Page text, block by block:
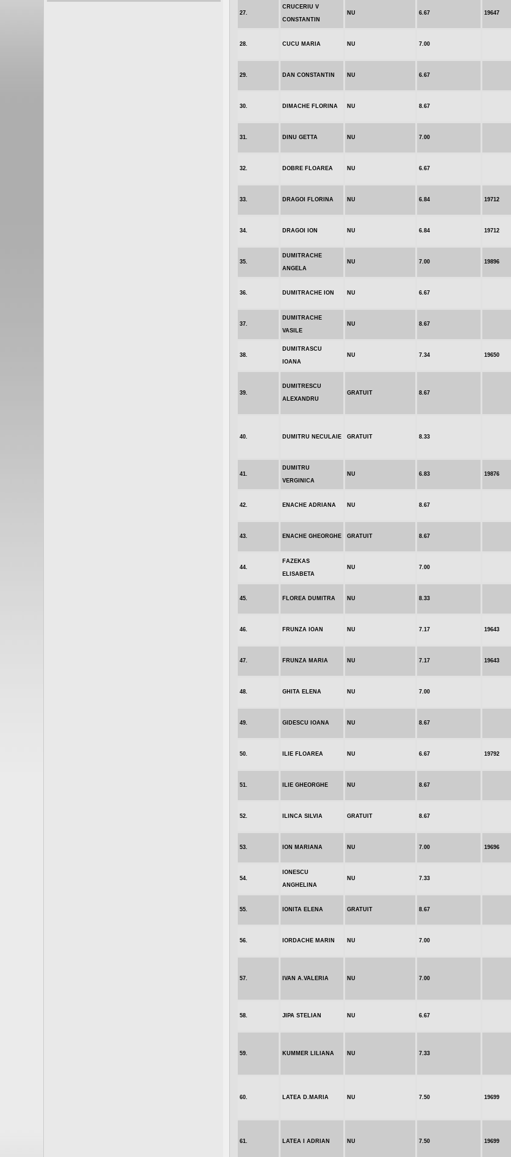
27.
CRUCERIU V
CONSTANTIN
NU 6.67 19647
28. CUCU MARIA NU 7.00
29. DAN CONSTANTIN NU 6.67
30. DIMACHE FLORINA NU 8.67
31. DINU GETTA NU 7.00
32. DOBRE FLOAREA NU 6.67
33. DRAGOI FLORINA NU 6.84 19712
34. DRAGOI ION NU 6.84 19712
35.
DUMITRACHE
ANGELA
NU 7.00 19896
36. DUMITRACHE ION NU 6.67
37.
DUMITRACHE
VASILE
NU 8.67
38.
DUMITRASCU
IOANA
NU 7.34 19650
39.
DUMITRESCU
ALEXANDRU
GRATUIT 8.67
40. DUMITRU NECULAIE GRATUIT 8.33
41.
DUMITRU
VERGINICA
NU 6.83 19876
42. ENACHE ADRIANA NU 8.67
43. ENACHE GHEORGHE GRATUIT 8.67
44.
FAZEKAS
ELISABETA
NU 7.00
45. FLOREA DUMITRA NU 8.33
46. FRUNZA IOAN NU 7.17 19643
47. FRUNZA MARIA NU 7.17 19643
48. GHITA ELENA NU 7.00
49. GIDESCU IOANA NU 8.67
50. ILIE FLOAREA NU 6.67 19792
51. ILIE GHEORGHE NU 8.67
52. ILINCA SILVIA GRATUIT 8.67
53. ION MARIANA NU 7.00 19696
54.
IONESCU
ANGHELINA
NU 7.33
55. IONITA ELENA GRATUIT 8.67
56. IORDACHE MARIN NU 7.00
57. IVAN A.VALERIA NU 7.00
58. JIPA STELIAN NU 6.67
59. KUMMER LILIANA NU 7.33
60. LATEA D.MARIA NU 7.50 19699
61. LATEA I ADRIAN NU 7.50 19699